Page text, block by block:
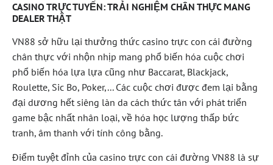
CASINO TRỰC TUYẾN: TRẢI NGHIỆM CHÂN THỰC MANG
DEALER THẬT
VN88 sở hữu lại thưởng thức casino trực con cái đường
chân thực với nhộn nhịp mang phổ biến hóa cuộc chơi
phổ biến hóa lựa lựa cũng như Baccarat, Blackjack,
Roulette, Sic Bo, Poker,... Các cuộc chơi được đem lại bằng
đại dương hết siêng làn da cách thức tân với phát triển
game bậc nhất nhân loại, về hóa học lượng thấp bức
tranh, âm thanh với tính công bằng.
Điểm tuyệt đỉnh của casino trực con cái đường VN88 là sự